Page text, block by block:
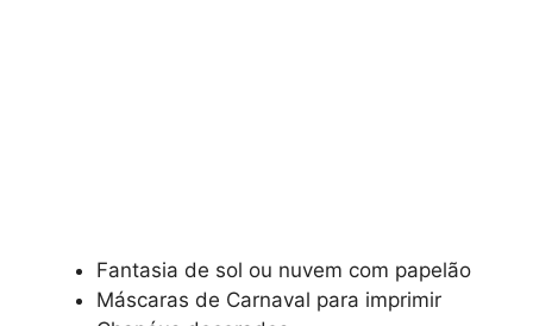
Fantasia de sol ou nuvem com papelão
Máscaras de Carnaval para imprimir